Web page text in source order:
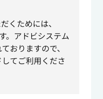
くためには、
。アドビシステム
おりますので、
てご利用くださ